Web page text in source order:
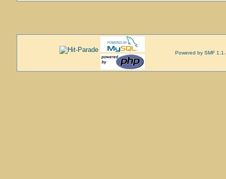
Powered by SMF